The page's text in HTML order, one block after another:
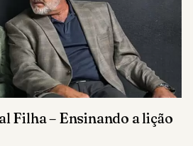
Filha – Ensinando a lição